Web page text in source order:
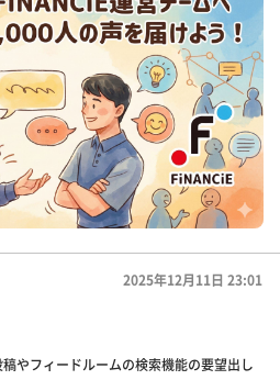
2025年12月11日 23:01
やフィードルームの検索機能の要望出し